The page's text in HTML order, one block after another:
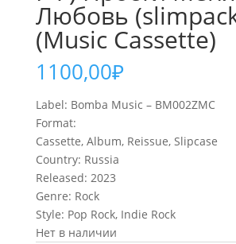
Любовь
(Music Cassette)
1100,00₽
Label: Bomba Music – BM002ZMC
Format:
Cassette, Album, Reissue, Slipcase
Country: Russia
Released: 2023
Genre: Rock
Style: Pop Rock, Indie Rock
Нет в наличии